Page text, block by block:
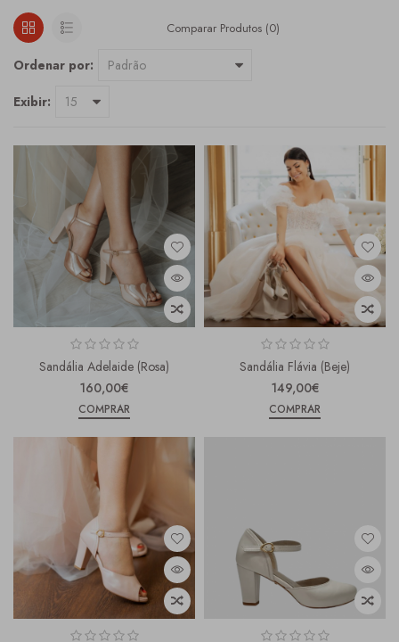
Comparar Produtos (0)
Ordenar por:
Exibir:
Sandália Adelaide (Rosa)
160,00€
COMPRAR
Sandália Flávia (Beje)
149,00€
COMPRAR